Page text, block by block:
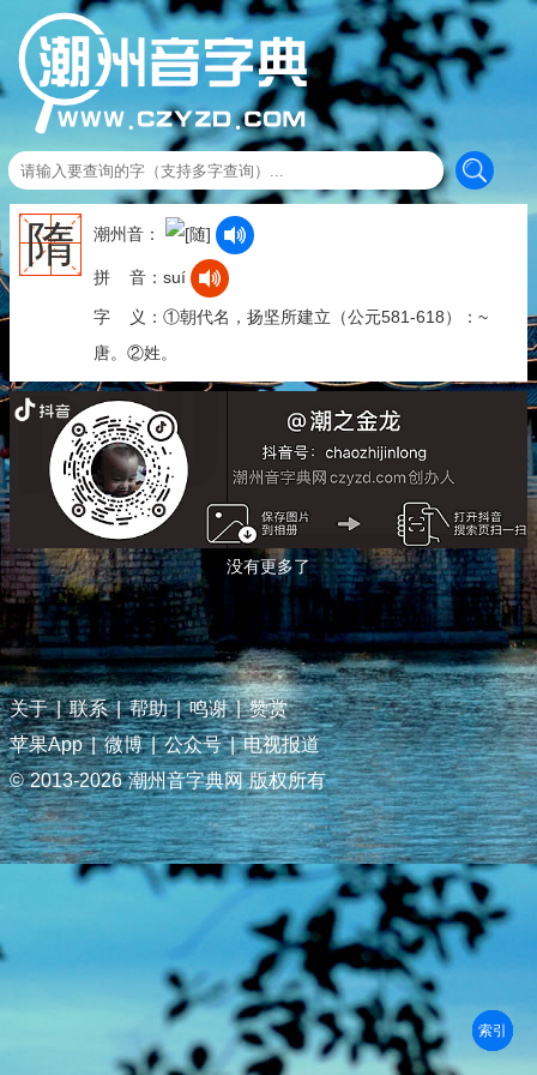
隋 潮州音：
拼 音：suí
字 义：①朝代名，扬坚所建立（公元581-618）：~
唐。②姓。
没有更多了
关于 | 联系 | 帮助 | 鸣谢 | 赞赏
苹果App | 微博 | 公众号 | 电视报道
© 2013-2026 潮州音字典网 版权所有
部首
笔划
拼音
潮拼